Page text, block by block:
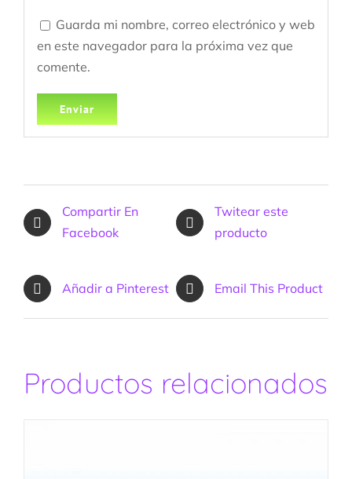
Guarda mi nombre, correo electrónico y web
en este navegador para la próxima vez que
comente.
Compartir En
Facebook
Twitear este
producto
Añadir a Pinterest Email This Product
Productos relacionados